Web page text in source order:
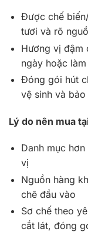
Được chế
tươi và rõ
Hương vị đậm
ngày hoặc
Đóng gói hút
vệ sinh và
Lý do nên mua
Danh mục
vị
Nguồn hàng
chẽ đầu vào
Sơ chế theo
cắt lát, đóng